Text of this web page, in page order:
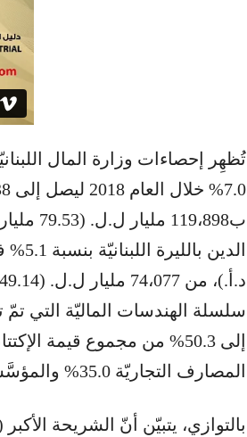
تُظهِر إحصاءات وزارة المال
إلى 50.3% من مجموع قيمة
المصارف التجاريّة 35.0% والمؤسَّسات العامّة (12.8%).